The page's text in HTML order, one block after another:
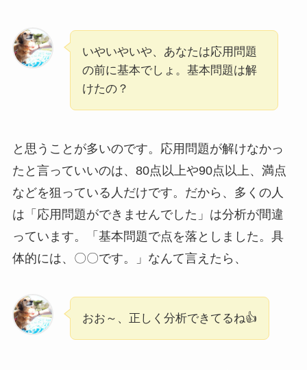
いやいやいや、あなたは応用問題
の前に基本でしょ。基本問題は解
けたの？
と思うことが多いのです。応用問題が解けなかっ
たと言っていいのは、80点以上や90点以上、満点
などを狙っている人だけです。だから、多くの人
は「応用問題ができませんでした」は分析が間違
っています。「基本問題で点を落としました。具
体的には、〇〇です。」なんて言えたら、
おお～、正しく分析できてるね👍